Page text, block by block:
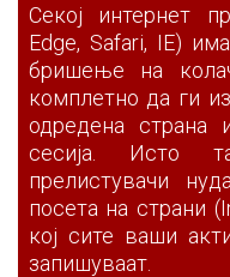
Секој интернет
Edge, Safari, IE)
бришење на
комплетно да ги
одредена страна
сесија. Исто
прелистувачи
посета на страни
кој сите ваши
запишуваат.